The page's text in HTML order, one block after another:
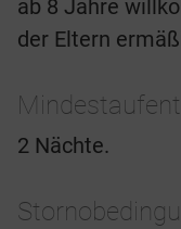
ab 8 Jahre
der Eltern
2 Nächte.